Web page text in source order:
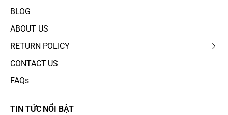
BLOG
ABOUT US
RETURN POLICY
CONTACT US
FAQs
TIN TỨC NỔI BẬT